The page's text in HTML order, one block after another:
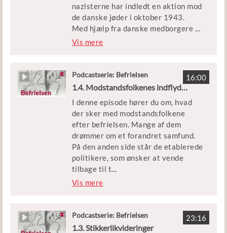
Udgivet af Børne- og
Undervisningsministeriet
Medvirkende: Historiker Sofie Lene
Bak
Klip: DIIS, Københavns Beredskab og
Udgivet af Børne- og
Undervisningsministeriet
nazisterne har indledt en aktion mod
de danske jøder i oktober 1943.
Med hjælp fra danske medborgere ...
lykkedes det for næsten 8.000
koncentrationslejr.
Episoden er en del af podcastserien
’Befrielsen’.
Medvirkende: Agnes Ruben og
historiker Sofie Lene Bak
Klip: DR og Københavns Beredskab
Udgivet af Børne- og
Vis mere
16:00
Podcastserie: Befrielsen
1.4. Modstandsfolkenes indflydelse
I denne episode hører du om, hvad
der sker med modstandsfolkene
efter befrielsen. Mange af dem
drømmer om et forandret samfund.
På den anden side står de etablerede
politikere, som ønsker at vende
tilbage til t...
iden før krigen. Find ud af, hvem der
handlinger påvirker mange
modstandsfolk i årene efter krigen.
Vis mere
23:16
Podcastserie: Befrielsen
1.3. Stikkerlikvideringer